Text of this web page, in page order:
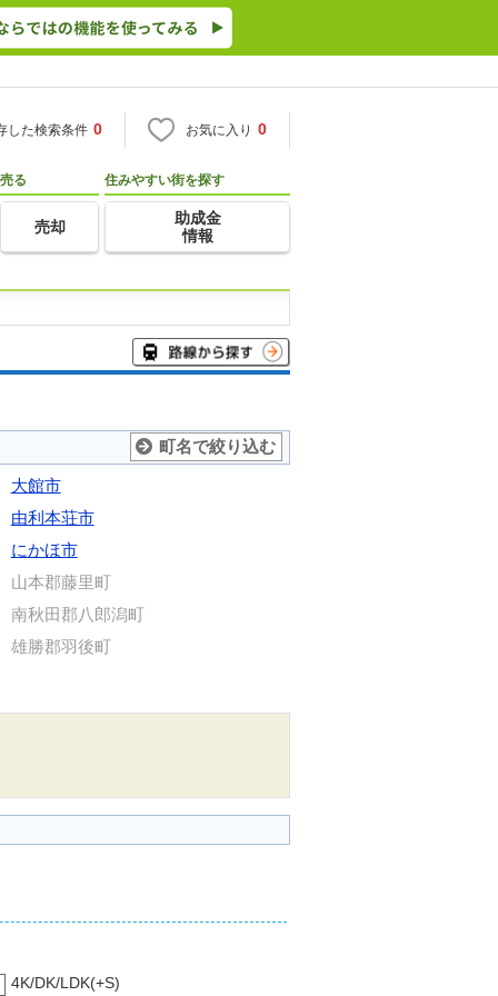
した検索条件 0 お気に入り 0
売る
売却
住みやすい街を探す
助成金
情報
町名で絞り込む
大館市
由利本荘市
にかほ市
山本郡藤里町
南秋田郡八郎潟町
雄勝郡羽後町
4K/DK/LDK(+S)